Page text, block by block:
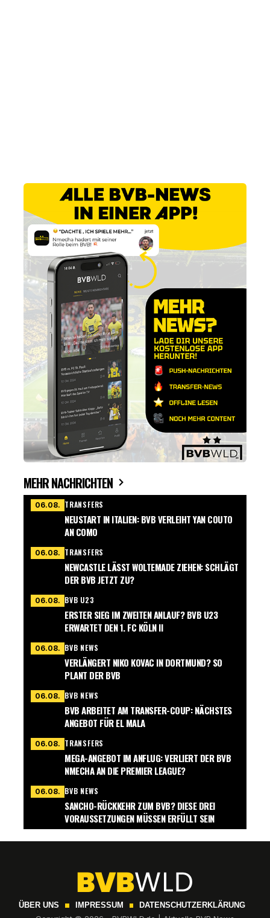
MEHR NACHRICHTEN
06.08. TRANSFERS
NEUSTART IN ITALIEN: BVB VERLEIHT YAN COUTO
AN COMO
06.08. TRANSFERS
NEWCASTLE LÄSST WOLTEMADE ZIEHEN: SCHLÄGT
DER BVB JETZT ZU?
06.08. BVB U23
ERSTER SIEG IM ZWEITEN ANLAUF? BVB U23
ERWARTET DEN 1. FC KÖLN II
06.08. BVB NEWS
VERLÄNGERT NIKO KOVAC IN DORTMUND? SO
PLANT DER BVB
06.08. BVB NEWS
BVB ARBEITET AM TRANSFER-COUP: NÄCHSTES
ANGEBOT FÜR EL MALA
06.08. TRANSFERS
MEGA-ANGEBOT IM ANFLUG: VERLIERT DER BVB
NMECHA AN DIE PREMIER LEAGUE?
06.08. BVB NEWS
SANCHO-RÜCKKEHR ZUM BVB? DIESE DREI
VORAUSSETZUNGEN MÜSSEN ERFÜLLT SEIN
ÜBER UNS IMPRESSUM DATENSCHUTZERKLÄRUNG